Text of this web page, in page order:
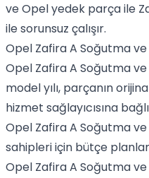
ve Opel yedek parça ile
ile sorunsuz çalışır.
Opel Zafira A Soğutma
Opel Zafira A Soğutma
model yılı, parçanın
hizmet sağlayıcısına
Opel Zafira A Soğutma
sahipleri için bütçe
Opel Zafira A Soğutma